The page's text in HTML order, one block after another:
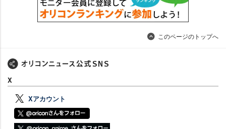
このページのトップへ
X
Xアカウント